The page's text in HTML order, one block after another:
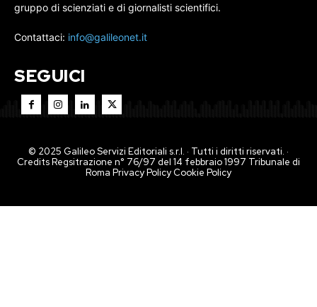
gruppo di scienziati e di giornalisti scientifici.
Contattaci: info@galileonet.it
SEGUICI
© 2025 Galileo Servizi Editoriali s.r.l. · Tutti i diritti riservati. ·
Credits Regsitrazione n° 76/97 del 14 febbraio 1997 Tribunale di
Roma Privacy PolicyCookie Policy